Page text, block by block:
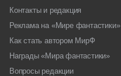
Контакты и редакция
Реклама на «Мире фантастики»
Как стать автором МирФ
Награды «Мира фантастики»
Вопросы редакции